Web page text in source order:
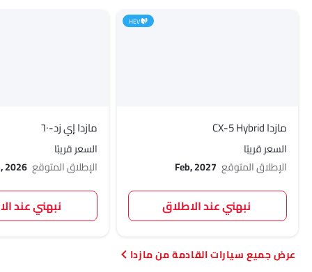
HEV
مازدا CX-5 Hybrid
السعر قريبًا
الإطلاق المتوقع Feb, 2027
نبهني عند الاطلاق
مازدا إي زد-٦٠
السعر قريبًا
الإطلاق المتوقع 2026
نبهني عند
سيارات القادمة من مازدا